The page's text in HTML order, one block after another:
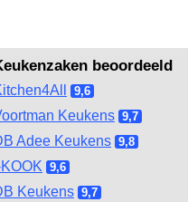
beoordeeld
9,6
Keukens 9,7
Adee Keukens 9,8
KOOK 9,6
Keukens 9,7